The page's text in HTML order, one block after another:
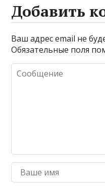
Добавить
Ваш адрес email не
Обязательные поля